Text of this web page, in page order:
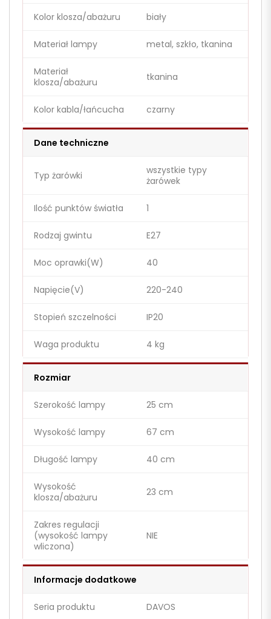
Kolor klosza/abażuru biały
Materiał lampy metal, szkło, tkanina
Materiał
klosza/abażuru
tkanina
Kolor kabla/łańcucha czarny
Dane techniczne
Typ żarówki
wszystkie typy
żarówek
Ilość punktów światła 1
Rodzaj gwintu E27
Moc oprawki(W) 40
Napięcie(V) 220-240
Stopień szczelności IP20
Waga produktu 4 kg
Rozmiar
Szerokość lampy 25 cm
Wysokość lampy 67 cm
Długość lampy 40 cm
Wysokość
klosza/abażuru
23 cm
Zakres regulacji
(wysokość lampy
wliczona)
NIE
Informacje dodatkowe
Seria produktu DAVOS